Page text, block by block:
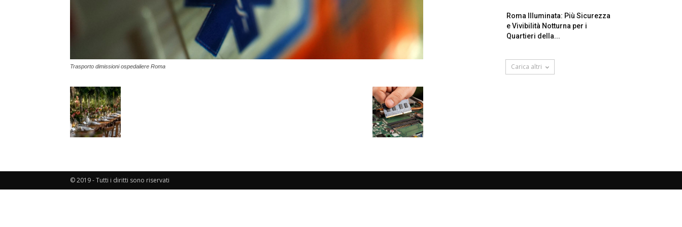
Trasporto dimissioni ospedaliere Roma
Roma Illuminata: Più Sicurezza
e Vivibilità Notturna per i
Quartieri della...
Carica altri
© 2019 - Tutti i diritti sono riservati